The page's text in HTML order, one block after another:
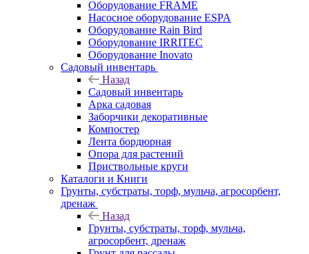
Оборудование FRAME
Насосное оборудование ESPA
Оборудование Rain Bird
Оборудование IRRITEC
Оборудование Inovato
Садовый инвентарь
Назад
Садовый инвентарь
Арка садовая
Заборчики декоративные
Компостер
Лента бордюрная
Опора для растений
Приствольные круги
Каталоги и Книги
Грунты, субстраты, торф, мульча, агросорбент,
дренаж
Назад
Грунты, субстраты, торф, мульча,
агросорбент, дренаж